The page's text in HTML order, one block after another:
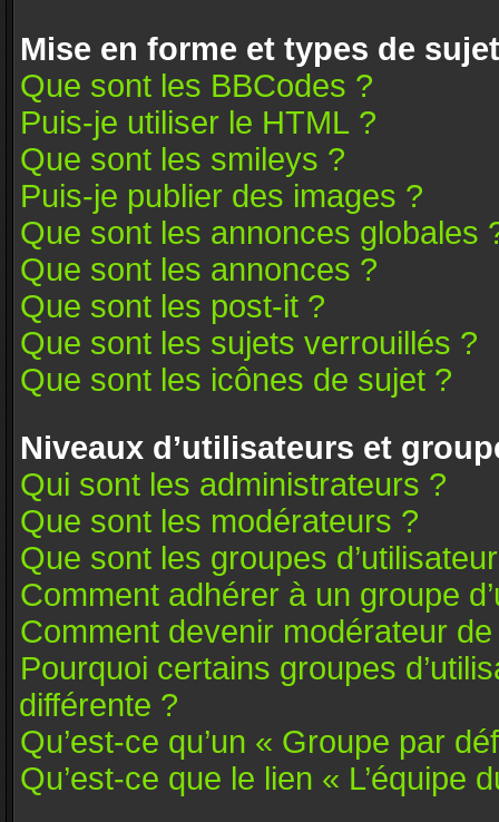
Mise en forme et types de sujet
Que sont les BBCodes ?
Puis-je utiliser le HTML ?
Que sont les smileys ?
Puis-je publier des images ?
Que sont les annonces globales
Que sont les annonces ?
Que sont les post-it ?
Que sont les sujets verrouillés ?
Que sont les icônes de sujet ?
Niveaux d’utilisateurs et
Qui sont les administrateurs ?
Que sont les modérateurs ?
Que sont les groupes
Comment adhérer à un groupe
Comment devenir modérateur
Pourquoi certains groupes
différente ?
Qu’est-ce qu’un « Groupe par
Qu’est-ce que le lien « L’équipe